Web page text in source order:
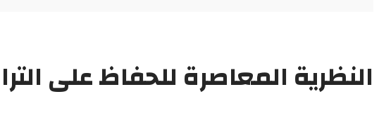
النظرية المعاصرة للحفاظ على